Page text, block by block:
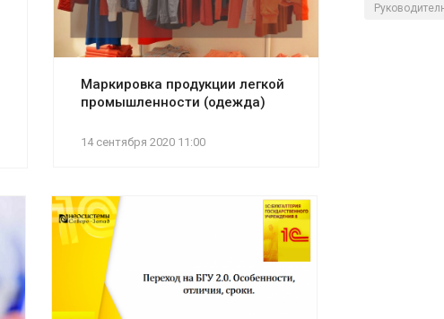
Маркировка продукции легкой
промышленности (одежда)
14 сентября 2020 11:00